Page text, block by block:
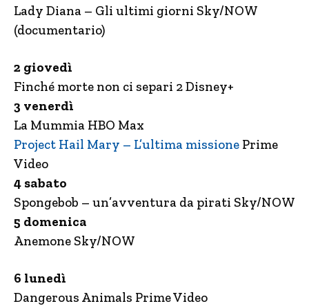
Lady Diana – Gli ultimi giorni Sky/NOW
(documentario)
2 giovedì
Finché morte non ci separi 2 Disney+
3 venerdì
La Mummia HBO Max
Project Hail Mary – L’ultima missione Prime
Video
4 sabato
Spongebob – un’avventura da pirati Sky/NOW
5 domenica
Anemone Sky/NOW
6 lunedì
Dangerous Animals Prime Video